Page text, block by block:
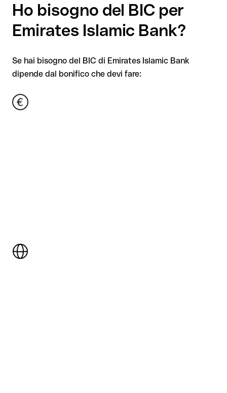
Ho bisogno del BIC per
Emirates Islamic Bank?
Se hai bisogno del BIC di Emirates Islamic Bank
dipende dal bonifico che devi fare: